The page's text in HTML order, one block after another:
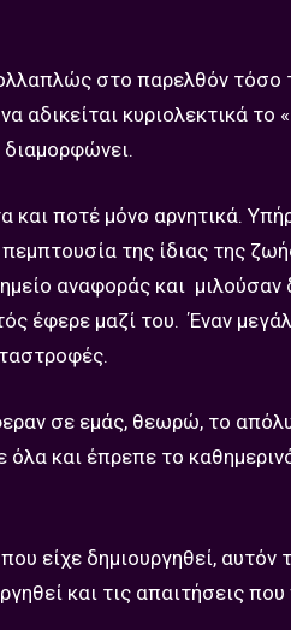
στο παρελθόν
κυριολεκτικά το
διαμορφώνει.
και ποτέ μόνο αρνητικά.
της ίδιας της
αναφοράς και
έφερε μαζί του. Έναν
σε εμάς, θεωρώ, το
και έπρεπε το
είχε δημιουργηθεί, αυτόν
και τις απαιτήσεις